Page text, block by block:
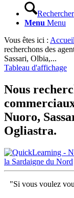
Rechercher
Menu Menu
Vous êtes ici : Accueil
recherchons des
Sassari, Olbia,...
Tableau d'affichage
Nous
Nuoro,
Ogliastra.
"Si vous voulez